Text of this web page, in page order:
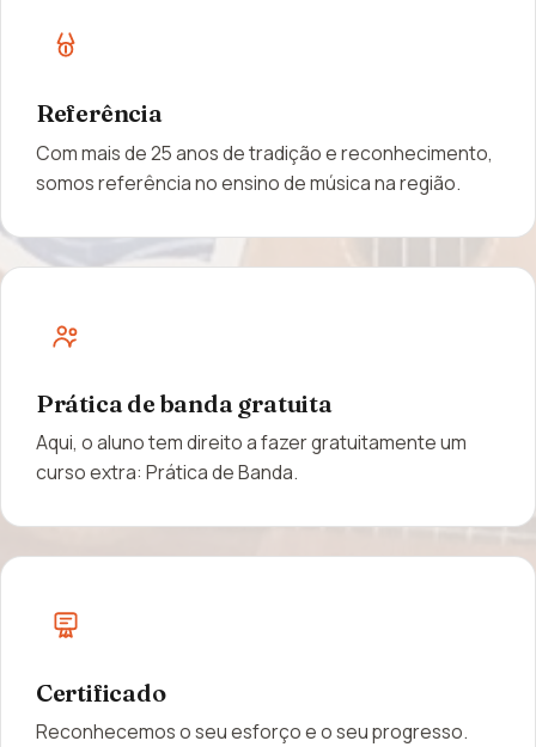
Referência
Com mais de 25 anos de tradição e reconhecimento,
somos referência no ensino de música na região.
Prática de banda gratuita
Aqui, o aluno tem direito a fazer gratuitamente um
curso extra: Prática de Banda.
Certificado
Reconhecemos o seu esforço e o seu progresso.